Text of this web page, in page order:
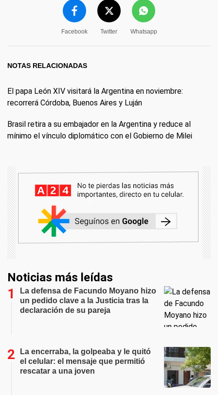
Facebook Twitter Whatsapp
NOTAS RELACIONADAS
El papa León XIV visitará la Argentina en noviembre:
recorrerá Córdoba, Buenos Aires y Luján
Brasil retira a su embajador en la Argentina y reduce al
mínimo el vínculo diplomático con el Gobierno de Milei
Noticias más leídas
La defensa de Facundo Moyano hizo
un pedido clave a la Justicia tras la
declaración de su pareja
La encerraba, la golpeaba y le quitó
el celular: el mensaje que permitió
rescatar a una joven